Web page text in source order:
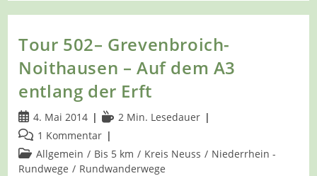
–
Dormagen-
–
Auf
A2
Und
Zum
Wildgehege
Tour 502– Grevenbroich-
Noithausen – Auf dem A3
entlang der Erft
Beitrag
veröffentlicht:
4. Mai 2014 Lesedauer:
2 Min. Lesedauer
Beitrags-
Kommentare:
1 Kommentar
Beitrags-
Kategorie:
Allgemein / Bis 5 km / Kreis Neuss / Niederrhein -
Rundwege / Rundwanderwege